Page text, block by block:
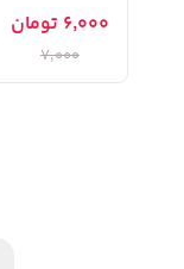
6,000 تومان
7,000